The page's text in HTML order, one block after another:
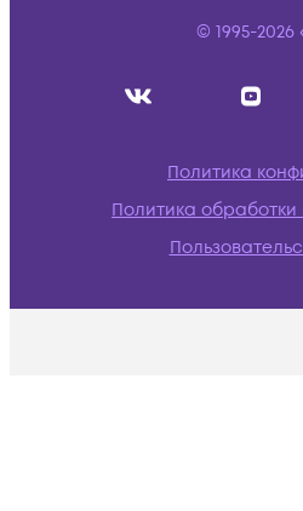
© 1995-
Политика
Политика